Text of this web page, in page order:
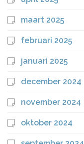
maart 2025
februari 2025
januari 2025
december 2024
november 2024
oktober 2024